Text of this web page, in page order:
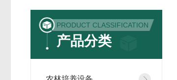
PRODUCT CLASSIFICATION
产品分类